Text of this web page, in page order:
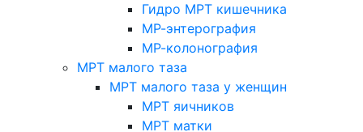
Гидро МРТ кишечника
МР-энтерография
МР-колонография
МРТ малого таза
МРТ малого таза у женщин
МРТ яичников
МРТ матки